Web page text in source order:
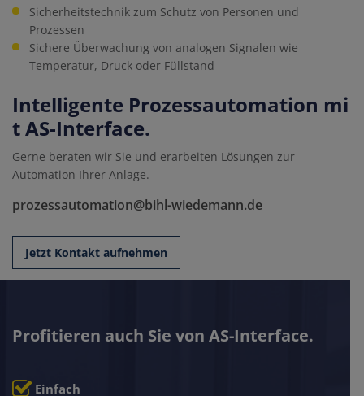
Sicherheitstechnik zum Schutz von Personen und
Prozessen
Sichere Überwachung von analogen Signalen wie
Temperatur, Druck oder Füllstand
Intelligente Prozessautomation mi
t AS-Interface.
Gerne beraten wir Sie und erarbeiten Lösungen zur
Automation Ihrer Anlage.
prozessautomation@bihl-wiedemann.de
Jetzt Kontakt aufnehmen
Profitieren auch Sie von AS-Interface.
Einfach